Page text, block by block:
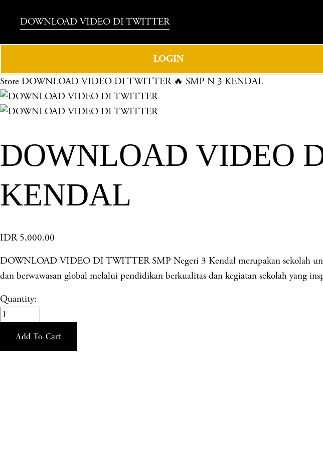
DOWNLOAD VIDEO DI TWITTER
LOGIN
Store DOWNLOAD VIDEO DI TWITTER 🔥 SMP N 3 KENDAL
DOWNLOAD VIDEO
KENDAL
IDR 5,000.00
DOWNLOAD VIDEO DI TWITTER SMP Negeri 3 Kendal merupakan sekolah
dan berwawasan global melalui pendidikan berkualitas dan kegiatan sekolah yang
Quantity:
Add To Cart